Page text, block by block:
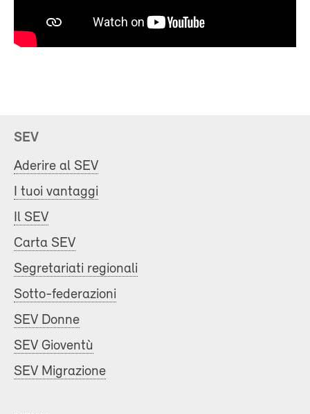
SEV
Aderire al SEV
I tuoi vantaggi
Il SEV
Carta SEV
Segretariati regionali
Sotto-federazioni
SEV Donne
SEV Gioventù
SEV Migrazione